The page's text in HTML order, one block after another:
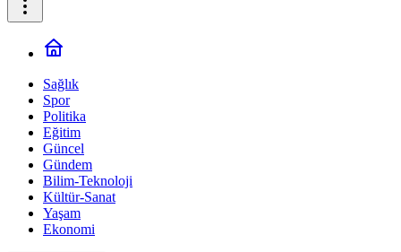
Sağlık
Spor
Politika
Eğitim
Güncel
Gündem
Bilim-Teknoloji
Kültür-Sanat
Yaşam
Ekonomi